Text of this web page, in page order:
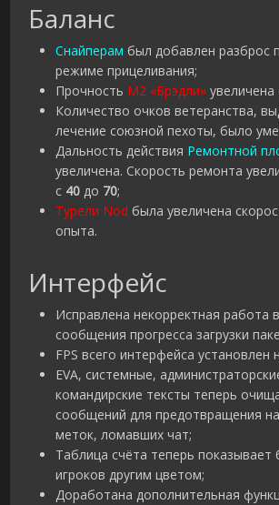
Баланс
Снайперам был добавлен разброс
режиме прицеливания;
Прочность M2 «Брэдли» увеличена
Количество очков ветеранства,
лечение союзной пехоты, было
Дальность действия Ремонтной
увеличена. Скорость ремонта
с 40 до 70;
Турели Nod была увеличена
опыта.
Интерфейс
Исправлена некорректная работа
сообщения прогресса загрузки
FPS всего интерфейса установлен
EVA, системные,
командирские тексты теперь
сообщений для предотвращения
меток, ломавших чат;
Таблица счёта теперь показывает
игроков другим цветом;
Доработана дополнительная